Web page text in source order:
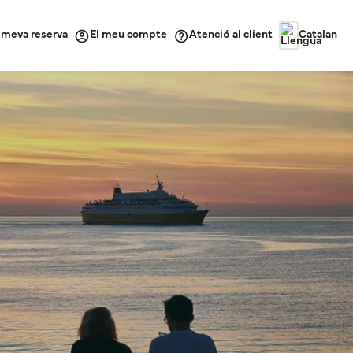
reserva El meu compte Atenció al client Catalan